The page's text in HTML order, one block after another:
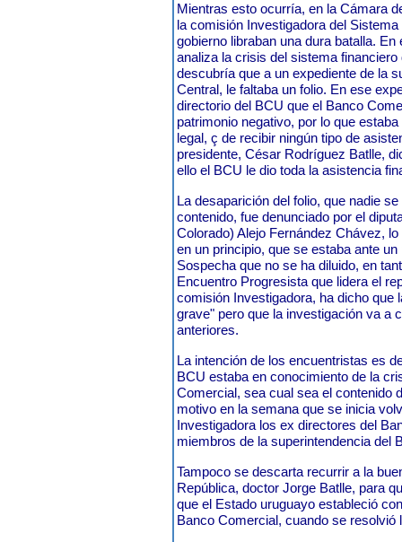
Mientras esto ocurría, en la Cámara
la comisión Investigadora del
gobierno libraban una dura batalla.
analiza la crisis del sistema
descubría que a un expediente de la
Central, le faltaba un folio. En ese
directorio del BCU que el Banco
patrimonio negativo, por lo que
legal, ç de recibir ningún tipo de
presidente, César Rodríguez Batlle,
ello el BCU le dio toda la asistencia
La desaparición del folio, que nadie
contenido, fue denunciado por el
Colorado) Alejo Fernández Chávez,
en un principio, que se estaba ante
Sospecha que no se ha diluido, en
Encuentro Progresista que lidera el
comisión Investigadora, ha dicho que
grave" pero que la investigación va a
anteriores.
La intención de los encuentristas es
BCU estaba en conocimiento de la
Comercial, sea cual sea el contenido
motivo en la semana que se inicia
Investigadora los ex directores del
miembros de la superintendencia del
Tampoco se descarta recurrir a la
República, doctor Jorge Batlle, para
que el Estado uruguayo estableció
Banco Comercial, cuando se